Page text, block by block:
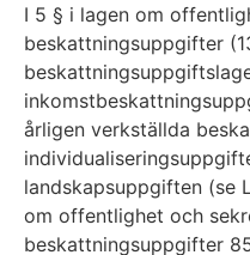
I 5 § i lagen om
beskattningsuppgifter
årligen verkställda
landskapsuppgiften (se
om offentlighet och
beskattningsuppgifter